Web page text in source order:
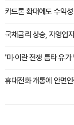
카드론 확대에도 수익
국채금리 상승, 자영업
'미·이란 전쟁 틈타 유
휴대전화 개통에 안면